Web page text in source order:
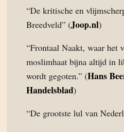
“De kritische en
Breedveld” (Joop.nl)
“Frontaal Naakt, waar het
moslimhaat bijna altijd in
wordt gegoten.” (Hans
Handelsblad)
“De grootste lul van